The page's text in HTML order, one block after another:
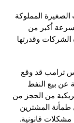
المملوكة
أكبر من
وقدرتها
ترامب قد وقع
عن بيع النفط
من الحجز من
طمأنة المشترين
مشكلات قانونية.